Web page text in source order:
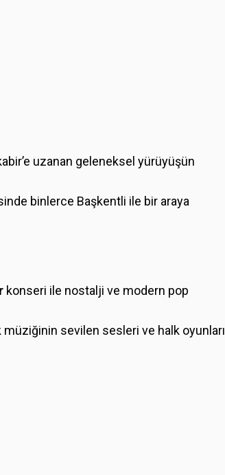
uzanan geleneksel yürüyüşün
binlerce Başkentli ile bir araya
konseri ile nostalji ve modern pop
sevilen sesleri ve halk oyunları